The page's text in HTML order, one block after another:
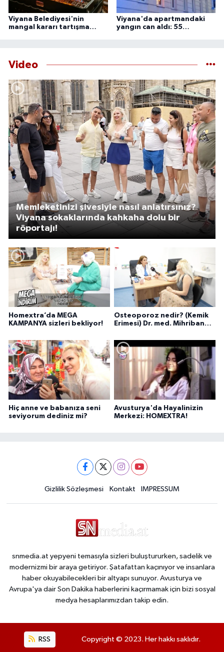
Viyana Belediyesi'nin
mangal kararı tartışma
Viyana'da apartmandaki
yangın can aldı: 55
Video
Homextra’da MEGA
KAMPANYA sizleri bekliyor!
Osteoporoz nedir? (Kemik
Erimesi) Dr. med. Mihriban
Memleketinizi şivesiyle nasıl anlatırsınız?
Viyana sokaklarında kahkaha dolu bir
röportajı!
Hiç anne ve babanıza seni
seviyorum dediniz mi?
Avusturya'da Hayalinizin
Merkezi: HOMEXTRA!
Gizlilik Sözleşmesi Kontakt IMPRESSUM
snmedia.at yepyeni temasıyla sizleri buluştururken, sadelik ve
modernizmi bir araya getiriyor. Şatafattan kaçınıyor ve insanlara
haber okuyabilecekleri bir altyapı sunuyor. Avusturya ve
Avrupa'ya dair Son Dakika haberlerini kaçırmamak için bizi sosyal
medya hesaplarımızdan takip edin.
RSS Copyright © 2023. Her hakkı saklıdır.